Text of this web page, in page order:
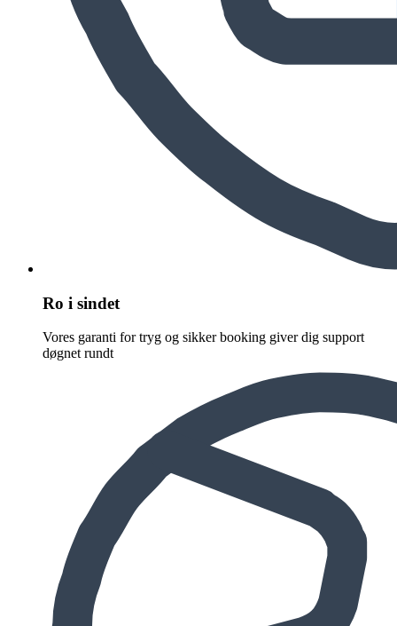
Ro i sindet
Vores garanti for tryg og sikker booking giver dig support
døgnet rundt